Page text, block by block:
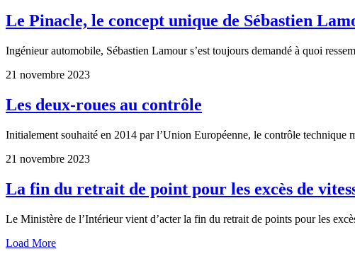
Le Pinacle, le concept unique de Sébastien
Ingénieur automobile, Sébastien Lamour s’est toujours demandé à quoi
21 novembre 2023
Les deux-roues au contrôle
Initialement souhaité en 2014 par l’Union Européenne, le contrôle technique
21 novembre 2023
La fin du retrait de point pour les excès de
Le Ministère de l’Intérieur vient d’acter la fin du retrait de points pour les
Load More